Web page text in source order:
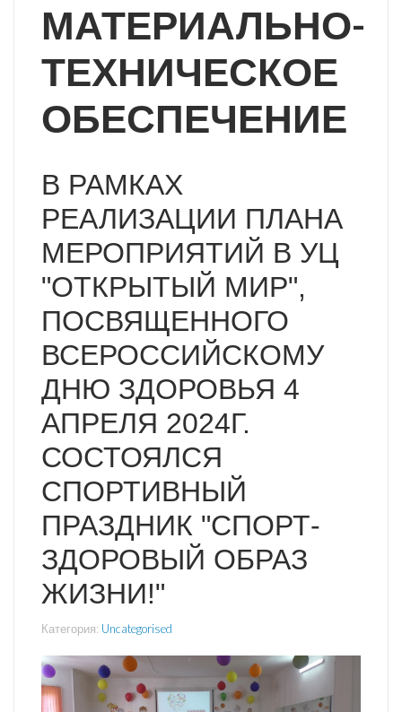
МАТЕРИАЛЬНО-
ТЕХНИЧЕСКОЕ
ОБЕСПЕЧЕНИЕ
В РАМКАХ
РЕАЛИЗАЦИИ ПЛАНА
МЕРОПРИЯТИЙ В УЦ
"ОТКРЫТЫЙ МИР",
ПОСВЯЩЕННОГО
ВСЕРОССИЙСКОМУ
ДНЮ ЗДОРОВЬЯ 4
АПРЕЛЯ 2024Г.
СОСТОЯЛСЯ
СПОРТИВНЫЙ
ПРАЗДНИК "СПОРТ-
ЗДОРОВЫЙ ОБРАЗ
ЖИЗНИ!"
Категория: Uncategorised